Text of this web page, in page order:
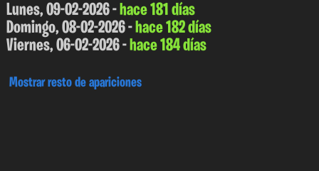
Lunes, 09-02-2026 -hace 181 días
Domingo, 08-02-2026 -hace 182 días
Viernes, 06-02-2026 -hace 184 días
Mostrar resto de apariciones